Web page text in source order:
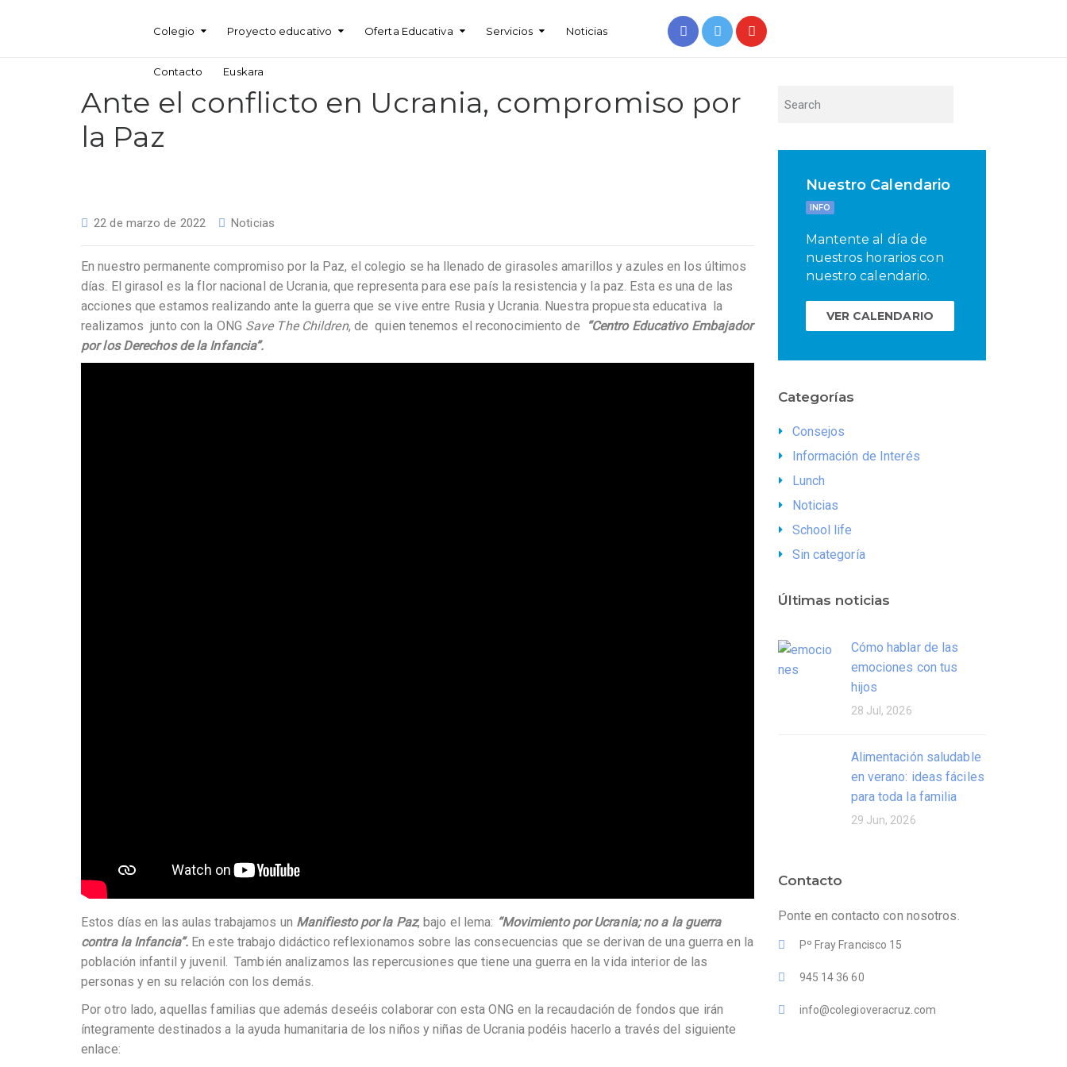
Colegio Proyecto educativo Oferta Educativa Servicios Noticias
Contacto Euskara
Ante el conflicto en Ucrania, compromiso por
la Paz
22 de marzo de 2022 Noticias
En nuestro permanente compromiso por la Paz, el colegio se ha llenado de girasoles amarillos y azules en los últimos
días. El girasol es la flor nacional de Ucrania, que representa para ese país la resistencia y la paz. Esta es una de las
acciones que estamos realizando ante la guerra que se vive entre Rusia y Ucrania. Nuestra propuesta educativa la
realizamos junto con la ONG Save The Children, de quien tenemos el reconocimiento de
“Centro Educativo Embajador
por los Derechos de la Infancia”.
Estos días en las aulas trabajamos un Manifiesto por la Paz, bajo el lema: “Movimiento por Ucrania; no a la guerra
contra la Infancia”. En este trabajo didáctico reflexionamos sobre las consecuencias que se derivan de una guerra en la
población infantil y juvenil. También analizamos las repercusiones que tiene una guerra en la vida interior de las
personas y en su relación con los demás.
Por otro lado, aquellas familias que además deseéis colaborar con esta ONG en la recaudación de fondos que irán
íntegramente destinados a la ayuda humanitaria de los niños y niñas de Ucrania podéis hacerlo a través del siguiente
enlace:
Nuestro Calendario
INFO
Mantente al día de
nuestros horarios con
nuestro calendario.
VER CALENDARIO
Categorías
Consejos
Información de Interés
Lunch
Noticias
School life
Sin categoría
Últimas noticias
Cómo hablar de las
emociones con tus
hijos
28 Jul, 2026
Alimentación saludable
en verano: ideas fáciles
para toda la familia
29 Jun, 2026
Contacto
Ponte en contacto con nosotros.
Pº Fray Francisco 15
945 14 36 60
info@colegioveracruz.com